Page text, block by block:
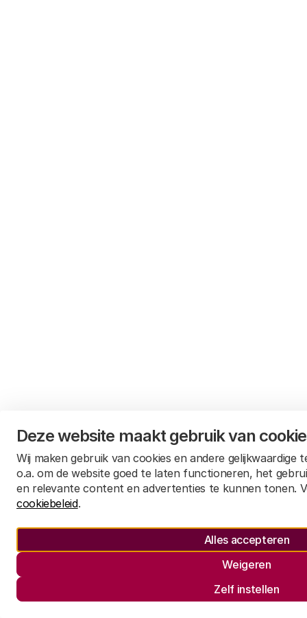
Deze website maakt gebruik van
Wij maken gebruik van cookies en andere gelijkwaardige
o.a. om de website goed te laten functioneren, het
en relevante content en advertenties te kunnen tonen.
cookiebeleid.
Alles accepteren
Weigeren
Zelf instellen